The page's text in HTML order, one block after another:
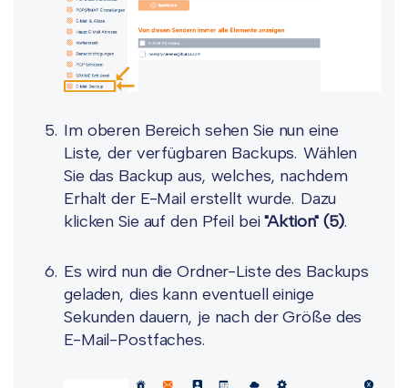
Im oberen Bereich sehen Sie nun eine
Liste, der verfügbaren Backups. Wählen
Sie das Backup aus, welches, nachdem
Erhalt der E-Mail erstellt wurde. Dazu
klicken Sie auf den Pfeil bei"Aktion" (5).
Es wird nun die Ordner-Liste des Backups
geladen, dies kann eventuell einige
Sekunden dauern, je nach der Größe des
E-Mail-Postfaches.